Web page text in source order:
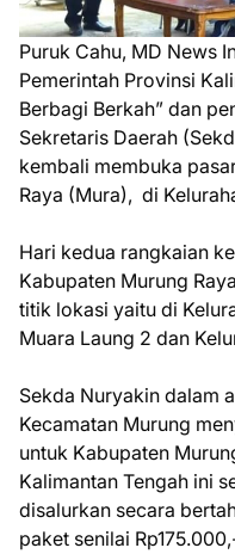
Puruk Cahu, MD News
Pemerintah Provinsi
Berbagi Berkah” dan
Sekretaris Daerah
kembali membuka
Raya (Mura), di
Hari kedua rangkaian
Kabupaten Murung
titik lokasi yaitu di
Muara Laung 2 dan
Sekda Nuryakin dalam
Kecamatan Murung
untuk Kabupaten
Kalimantan Tengah ini
disalurkan secara
paket senilai